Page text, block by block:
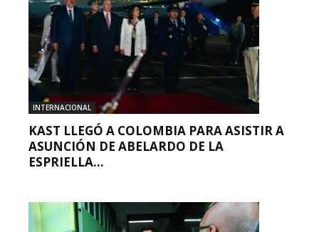
INTERNACIONAL
KAST LLEGÓ A COLOMBIA PARA ASISTIR A
ASUNCIÓN DE ABELARDO DE LA
ESPRIELLA...